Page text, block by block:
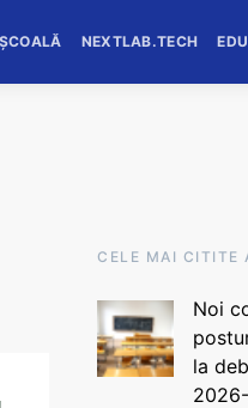
NEXTLAB.TECH
CELE MAI CITITE
Noi
la